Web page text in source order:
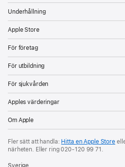
Underhållning
Apple Store
För företag
För utbildning
För sjukvården
Apples värderingar
Om Apple
Fler sätt att handla: Hitta en Apple Store
närheten. Eller ring020‑120 99 71
Sverige